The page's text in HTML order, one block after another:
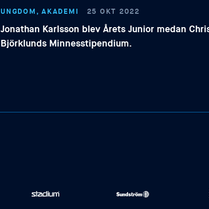
UNGDOM, AKADEMI 25 OKT 2022
Jonathan Karlsson blev Årets Junior medan
Björklunds Minnesstipendium.